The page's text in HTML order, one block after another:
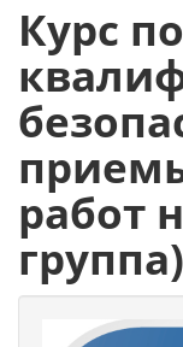
Курс
работ